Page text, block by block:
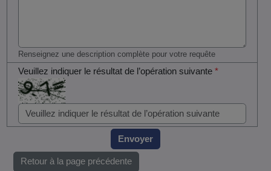
Renseignez une description complète pour votre requête
Veuillez indiquer le résultat de l’opération suivante*
Envoyer
Retour à la page précédente